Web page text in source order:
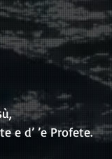
e d’ ’e Profete.